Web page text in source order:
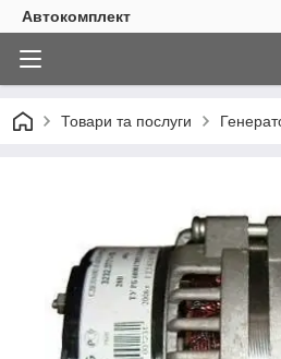
Автокомплект
Товари та послуги